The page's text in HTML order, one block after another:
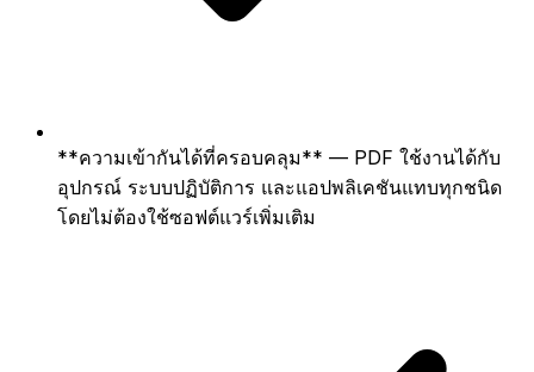
**ความเข้ากันได้ที่ครอบคลุม** — PDF ใช้งานได้กับ
อุปกรณ์ ระบบปฏิบัติการ และแอปพลิเคชันแทบทุกชนิด
โดยไม่ต้องใช้ซอฟต์แวร์เพิ่มเติม